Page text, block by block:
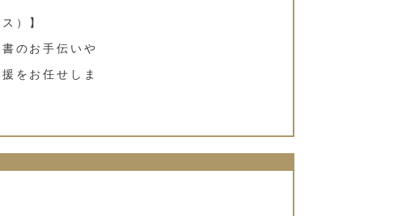
）】
のお手伝いや
をお任せしま